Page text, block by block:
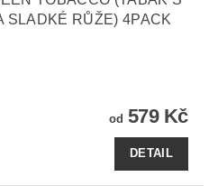
SLADKÉ RŮŽE) 4PACK
od 579 Kč
DETAIL